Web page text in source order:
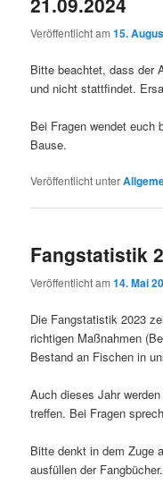
Veröffentlicht am15.
Bitte beachtet, dass der
und nicht stattfindet.
Bei Fragen wendet euch
Bause.
Veröffentlicht unter
Fangstatistik
Veröffentlicht am14. Mai
Die Fangstatistik 2023
richtigen Maßnahmen
Bestand an Fischen in
Auch dieses Jahr
treffen. Bei Fragen
Bitte denkt in dem Zuge
ausfüllen der